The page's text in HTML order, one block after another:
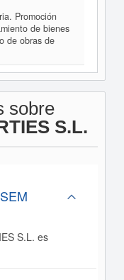
Promoción
de bienes
de obras de
sobre
S.L.
S.L. es